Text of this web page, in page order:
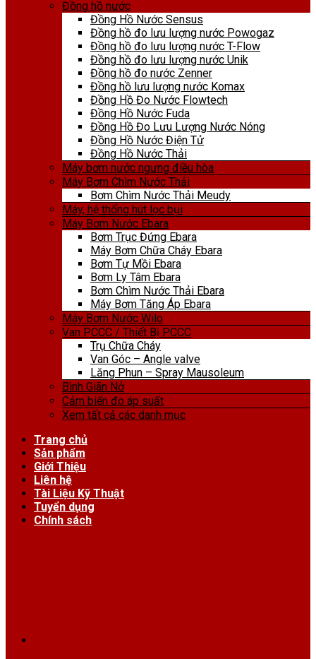
Đồng hồ nước
Đồng Hồ Nước Sensus
Đồng hồ đo lưu lượng nước Powogaz
Đồng hồ đo lưu lượng nước T-Flow
Đồng hồ đo lưu lượng nước Unik
Đồng hồ đo nước Zenner
Đồng hồ lưu lượng nước Komax
Đồng Hồ Đo Nước Flowtech
Đồng Hồ Nước Fuda
Đồng Hồ Đo Lưu Lượng Nước Nóng
Đồng Hồ Nước Điện Tử
Đồng Hồ Nước Thải
Máy bơm nước ngưng điều hòa
Máy Bơm Chìm Nước Thải
Bơm Chìm Nước Thải Meudy
Máy, hệ thống hút lọc bụi
Máy Bơm Nước Ebara
Bơm Trục Đứng Ebara
Máy Bơm Chữa Cháy Ebara
Bơm Tự Mồi Ebara
Bơm Ly Tâm Ebara
Bơm Chìm Nước Thải Ebara
Máy Bơm Tăng Áp Ebara
Máy Bơm Nước Wilo
Van PCCC / Thiết Bị PCCC
Trụ Chữa Cháy
Van Góc – Angle valve
Lăng Phun – Spray Mausoleum
Bình Giãn Nở
Cảm biến đo áp suất
Xem tất cả các danh mục
Trang chủ
Sản phẩm
Giới Thiệu
Liên hệ
Tài Liệu Kỹ Thuật
Tuyển dụng
Chính sách